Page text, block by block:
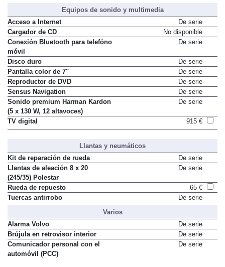
Equipos de sonido y multimedia
Acceso a Internet
De serie
Cargador de CD
No disponible
Conexión Bluetooth para telefóno
móvil
De serie
Disco duro
De serie
Pantalla color de 7"
De serie
Reproductor de DVD
De serie
Sensus Navigation
De serie
Sonido premium Harman Kardon
(5 x 130 W, 12 altavoces)
De serie
TV digital 915 €
Llantas y neumáticos
Kit de reparación de rueda
De serie
Llantas de aleación 8 x 20
(245/35) Polestar
De serie
Rueda de repuesto
65 €
Tuercas antirrobo
De serie
Varios
Alarma Volvo
De serie
Brújula en retrovisor interior
De serie
Comunicador personal con el
automóvil (PCC)
De serie